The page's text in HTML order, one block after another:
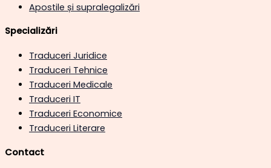
Apostile și supralegalizări
Specializări
Traduceri Juridice
Traduceri Tehnice
Traduceri Medicale
Traduceri IT
Traduceri Economice
Traduceri Literare
Contact